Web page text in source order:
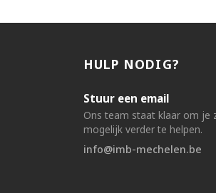
HULP NODIG?
Stuur een email
Ons team staat klaar om je
mogelijk verder te helpen.
info@imb-mechelen.be